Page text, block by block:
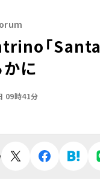
「Santa
に
09時41分